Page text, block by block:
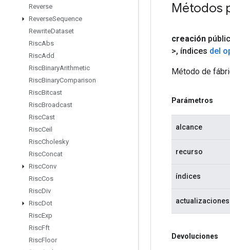
Reverse
ReverseSequence
RewriteDataset
RiscAbs
RiscAdd
RiscBinaryArithmetic
RiscBinaryComparison
RiscBitcast
RiscBroadcast
RiscCast
RiscCeil
RiscCholesky
RiscConcat
RiscConv
RiscCos
RiscDiv
RiscDot
RiscExp
RiscFft
RiscFloor
Métodos
creación
>, índices del
Método de
Parámetros
alcance
recurso
índices
actualizaciones
Devoluciones